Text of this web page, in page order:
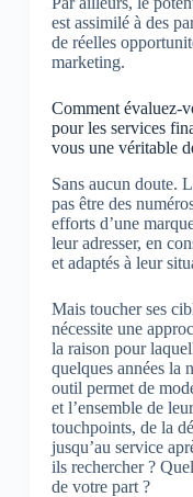
est assimilé à des
de réelles
marketing.
Comment évaluez-
pour les services
vous une véritable
Sans aucun doute.
pas être des
efforts d’une
leur adresser, en
et adaptés à leur
Mais toucher ses
nécessite une
la raison pour
quelques années la
outil permet de
et l’ensemble de
touchpoints, de la
jusqu’au service
ils rechercher ?
de votre part ?